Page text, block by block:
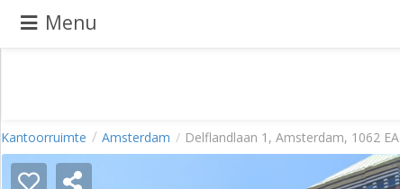
Menu
aanbieden
Pand
zoeken
Kantoorruimte Amsterdam Delflandlaan 1, Amsterdam, 1062 EA